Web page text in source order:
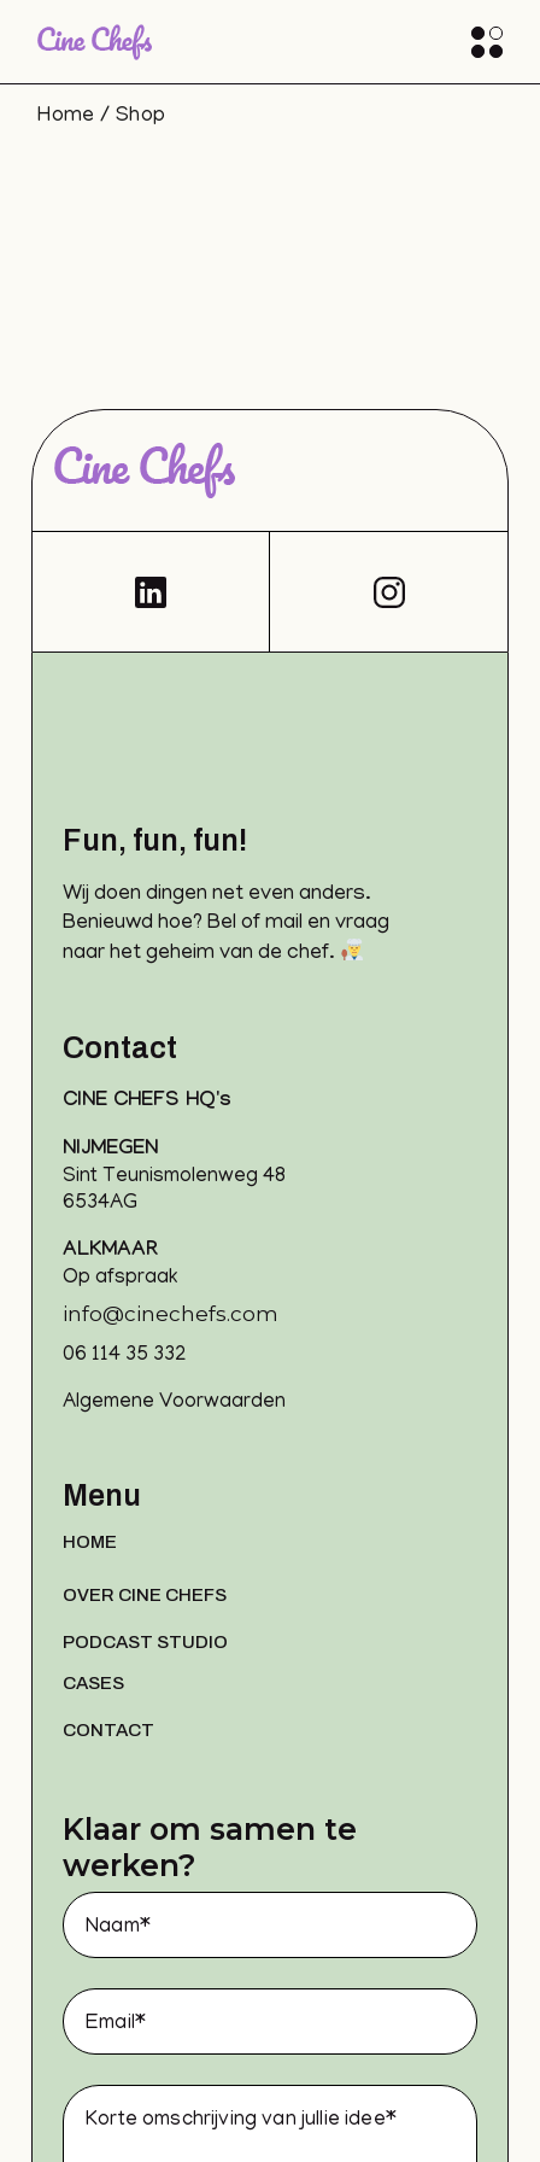
Home Shop
Fun, fun, fun!
Wij doen dingen net even anders.
Benieuwd hoe? Bel of mail en vraag
naar het geheim van de chef.
Contact
CINE CHEFS HQ's
NIJMEGEN
Sint Teunismolenweg 48
6534AG
ALKMAAR
Op afspraak
info@cinechefs.com
06 114 35 332
Algemene Voorwaarden
Menu
HOME
OVER CINE CHEFS
PODCAST STUDIO
CASES
CONTACT
Klaar om samen te
werken?